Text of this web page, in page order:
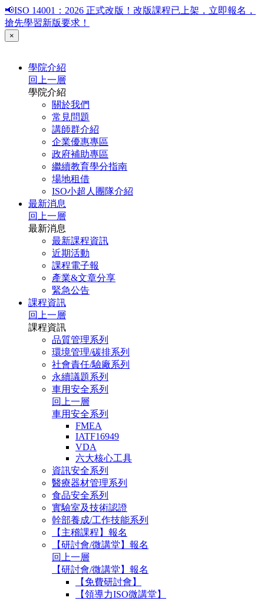
📢ISO 14001：2026 正式改版！改版課程已上架，立即報名，
搶先學習新版要求！
×
學院介紹
回上一層
學院介紹
關於我們
常見問題
講師群介紹
企業優惠專區
政府補助專區
繼續教育學分指南
場地租借
ISO小超人團隊介紹
最新消息
回上一層
最新消息
最新課程資訊
近期活動
課程電子報
產業&文章分享
緊急公告
課程資訊
回上一層
課程資訊
品質管理系列
環境管理/碳排系列
社會責任/驗廠系列
永續議題系列
車用安全系列
回上一層
車用安全系列
FMEA
IATF16949
VDA
六大核心工具
資訊安全系列
醫療器材管理系列
食品安全系列
實驗室及技術認證
幹部養成/工作技能系列
【主稽課程】報名
【研討會/微講堂】報名
回上一層
【研討會/微講堂】報名
【免費研討會】
【領導力ISO微講堂】